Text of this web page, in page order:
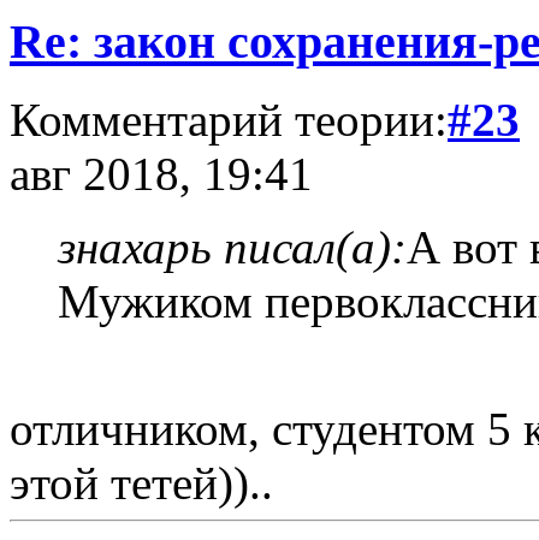
Re: закон сохранения-
Комментарий теории:#23
авг 2018, 19:41
знахарь писал(а):А вот
Мужиком
отличником, студентом 5
этой тетей))..